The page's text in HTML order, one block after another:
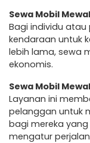
Sewa Mobil
Bagi individu
kendaraan untuk
lebih lama, sewa
ekonomis.
Sewa Mobil
Layanan ini
pelanggan untuk
bagi mereka
mengatur